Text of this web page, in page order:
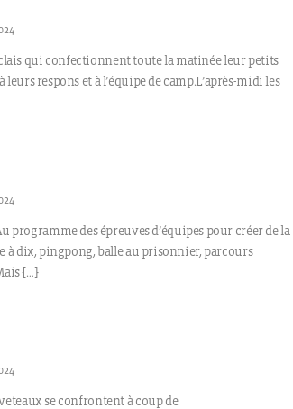
qui confectionnent toute la matinée leur petits
respons et à l’équipe de camp.L’après-midi les
programme des épreuves d’équipes pour créer de la
à dix, pingpong, balle au prisonnier, parcours
[…]
se confrontent à coup de